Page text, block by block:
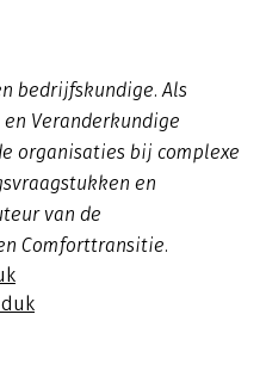
bedrijfskundige. Als
Veranderkundige
organisaties bij complexe
en
van de
Comforttransitie.